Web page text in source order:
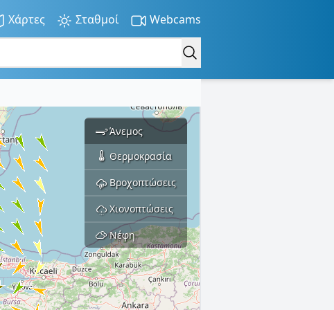
Χάρτες Σταθμοί Webcams
Άνεμος
Θερμοκρασία
Βροχοπτώσεις
Χιονοπτώσεις
Νέφη